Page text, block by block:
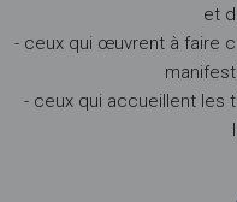
et
- ceux qui œuvrent à faire
- ceux qui accueillent les